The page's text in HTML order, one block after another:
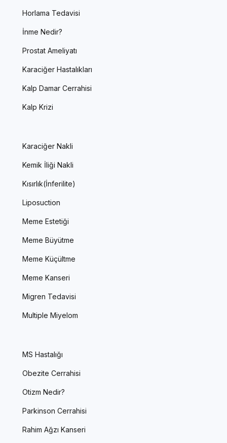
Horlama Tedavisi
İnme Nedir?
Prostat Ameliyatı
Karaciğer Hastalıkları
Kalp Damar Cerrahisi
Kalp Krizi
Karaciğer Nakli
Kemik İliği Nakli
Kısırlık(İnferilite)
Liposuction
Meme Estetiği
Meme Büyütme
Meme Küçültme
Meme Kanseri
Migren Tedavisi
Multiple Miyelom
MS Hastalığı
Obezite Cerrahisi
Otizm Nedir?
Parkinson Cerrahisi
Rahim Ağzı Kanseri